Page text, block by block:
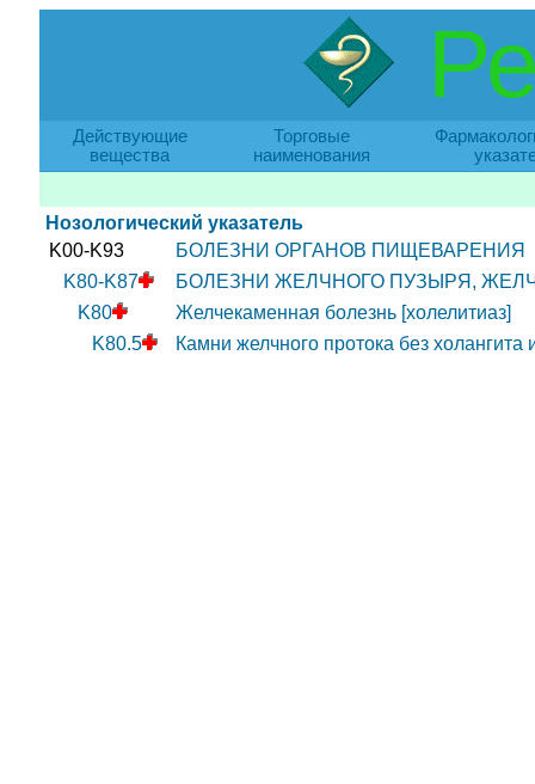
Действующие
вещества
Торговые
наименования
Нозологический указатель
K00-K93
БОЛЕЗНИ ОРГАНОВ ПИЩЕВАРЕНИЯ
K80-K87
БОЛЕЗНИ ЖЕЛЧНОГО ПУЗЫРЯ,
K80
Желчекаменная болезнь [холелитиаз]
K80.5
Камни желчного протока без холангита